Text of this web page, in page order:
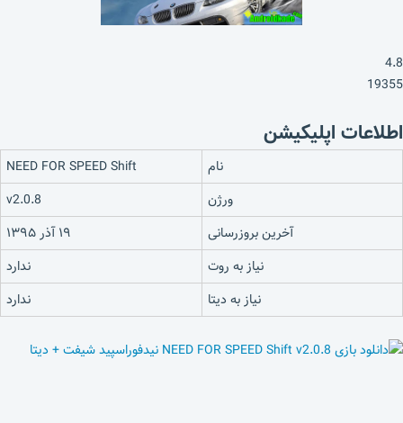
4.8
19355
اطلاعات اپلیکیشن
نام
NEED FOR SPEED Shift
ورژن
v2.0.8
آخرین بروزرسانی
۱۹ آذر ۱۳۹۵
نیاز به روت
ندارد
نیاز به دیتا
ندارد